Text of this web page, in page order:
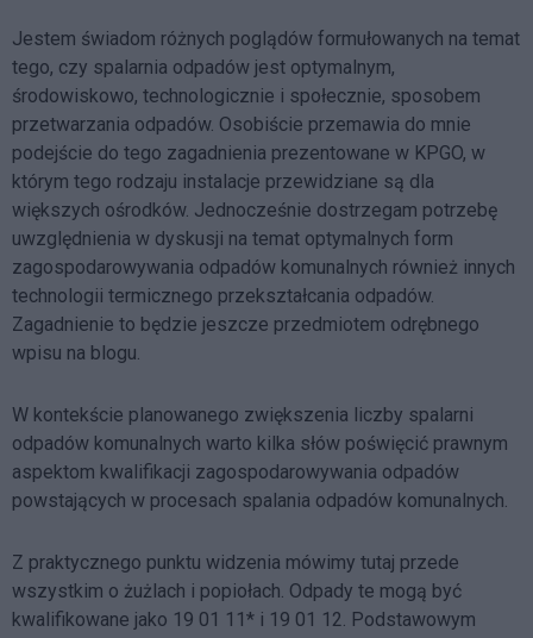
Jestem świadom różnych poglądów formułowanych na temat
tego, czy spalarnia odpadów jest optymalnym,
środowiskowo, technologicznie i społecznie, sposobem
przetwarzania odpadów. Osobiście przemawia do mnie
podejście do tego zagadnienia prezentowane w KPGO, w
którym tego rodzaju instalacje przewidziane są dla
większych ośrodków. Jednocześnie dostrzegam potrzebę
uwzględnienia w dyskusji na temat optymalnych form
zagospodarowywania odpadów komunalnych również innych
technologii termicznego przekształcania odpadów.
Zagadnienie to będzie jeszcze przedmiotem odrębnego
wpisu na blogu.
W kontekście planowanego zwiększenia liczby spalarni
odpadów komunalnych warto kilka słów poświęcić prawnym
aspektom kwalifikacji zagospodarowywania odpadów
powstających w procesach spalania odpadów komunalnych.
Z praktycznego punktu widzenia mówimy tutaj przede
wszystkim o żużlach i popiołach. Odpady te mogą być
kwalifikowane jako 19 01 11* i 19 01 12. Podstawowym